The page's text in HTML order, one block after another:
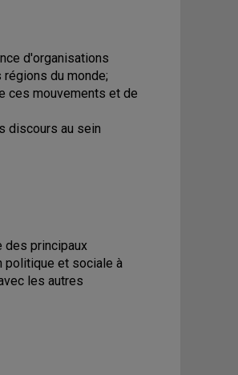
d'organisations
du monde;
ces mouvements et de
discours au sein
des principaux
politique et sociale à
les autres